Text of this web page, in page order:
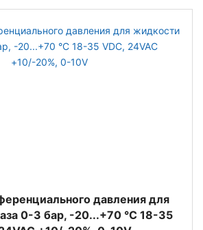
давления для
0-3 бар, -20...+70 °C 18-35